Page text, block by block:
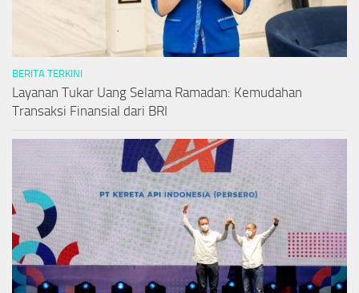
BERITA TERKINI
Layanan Tukar Uang Selama Ramadan: Kemudahan
Transaksi Finansial dari BRI